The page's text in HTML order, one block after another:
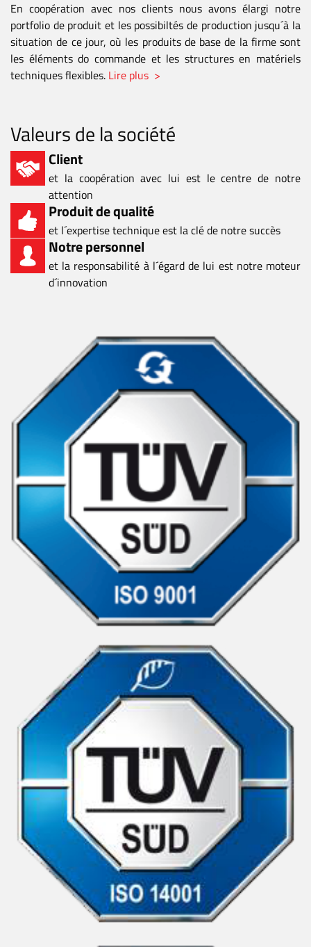
En coopération avec nos clients nous avons élargi notre
portfolio de produit et les possibiltés de production jusqu´à la
situation de ce jour, où les produits de base de la firme sont
les éléments do commande et les structures en matériels
techniques flexibles. Lire plus >
Valeurs de la société
Client
et la coopération avec lui est le centre de notre
attention
Produit de qualité
et l´expertise technique est la clé de notre succès
Notre personnel
et la responsabilité à l´égard de lui est notre moteur
d´innovation